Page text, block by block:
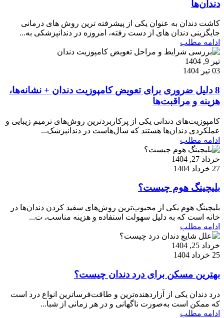
دندان‌ها
کاشت دندان به عنوان یکی از پیشرفته ترین روش های درمانی
جایگزینی دندان های از دست رفته، امروزه در دندانپزشکی به...
ادامه مطلب
تیر 9, 1404
03 تیر 1404
8 دلیل ضروری برای تعویض کامپوزیت دندان + نشانه‌ها،
هزینه و مراقبت‌ها
کامپوزیت‌های دندانی یکی از پرکاربردترین روش‌های ترمیم زیبایی و
عملکردی دندان‌ها هستند که سال‌هاست در دندانپزشک...
ادامه مطلب
خرداد 27, 1404
27 خرداد 1404
بلیچینگ هوم چیست؟
بلیچینگ هوم یکی از محبوب‌ترین روش‌های سفید کردن دندان‌ها در
خانه است که به دلیل سهولت استفاده و هزینه مناسب، ت...
ادامه مطلب
خرداد 25, 1404
25 خرداد 1404
بهترین مسکن برای درد دندان چیست؟
درد دندان یکی از آزاردهنده‌ترین و طاقت‌فرساترین انواع درد است
که ممکن است به‌صورت ناگهانی و در هر زمانی از شبا...
ادامه مطلب